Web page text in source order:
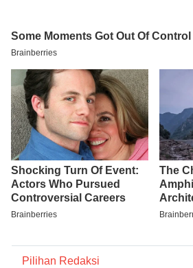
Pilihan Redaksi